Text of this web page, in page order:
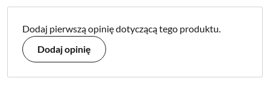
Dodaj pierwszą opinię dotyczącą tego produktu.
Dodaj opinię